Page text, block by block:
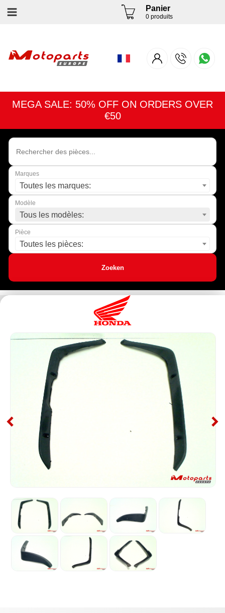
Panier
0 produits
MEGA SALE: 50% OFF ON ORDERS OVER
€50
Marques
Toutes les marques:
Modèle
Tous les modèles:
Pièce
Toutes les pièces:
Zoeken